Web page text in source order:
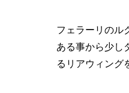
フェラーリのル
ある事から少し
るリアウィング